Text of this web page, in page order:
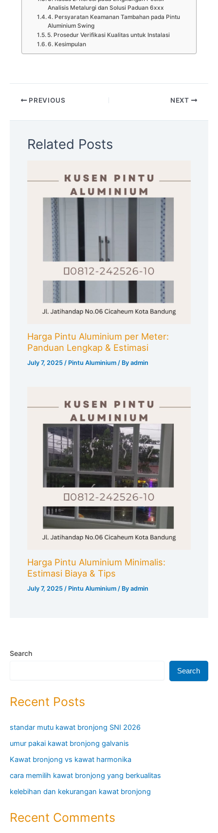
Analisis Metalurgi dan Solusi Paduan 6xxx
4. Persyaratan Keamanan Tambahan pada Pintu
Aluminium Swing
5. Prosedur Verifikasi Kualitas untuk Instalasi
6. Kesimpulan
PREVIOUS NEXT
Related Posts
Harga Pintu Aluminium per Meter:
Panduan Lengkap & Estimasi
July 7, 2025/ Pintu Aluminium / Byadmin
Harga Pintu Aluminium Minimalis:
Estimasi Biaya & Tips
July 7, 2025/ Pintu Aluminium / Byadmin
Search
Search
Recent Posts
standar mutu kawat bronjong SNI 2026
umur pakai kawat bronjong galvanis
Kawat bronjong vs kawat harmonika
cara memilih kawat bronjong yang berkualitas
kelebihan dan kekurangan kawat bronjong
Recent Comments